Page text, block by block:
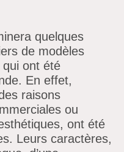
quelques
de modèles
ont été
En effet,
raisons
ou
ont été
Leurs caractères,